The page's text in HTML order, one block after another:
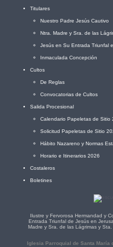
Titulares
Nuestro Padre Jesús Cautivo
Ntra. Madre y Sra. de las
Jesús en Su Entrada Triunfal
Inmaculada Concepción
Cultos
De Reglas
Convocatorias de Cultos
Salida Procesional
Calendario Papeletas de Sitio
Solicitud Papeletas de Sitio
Hábito Nazareno y Normas
Horario e Itinerarios 2026
Costaleros
Boletines
Ilustre y Fervorosa Hermandad y
Entrada Triunfal de Jesús en
Madre y Sra. de las Lágrimas y
Iglesia Parroquial de Santa